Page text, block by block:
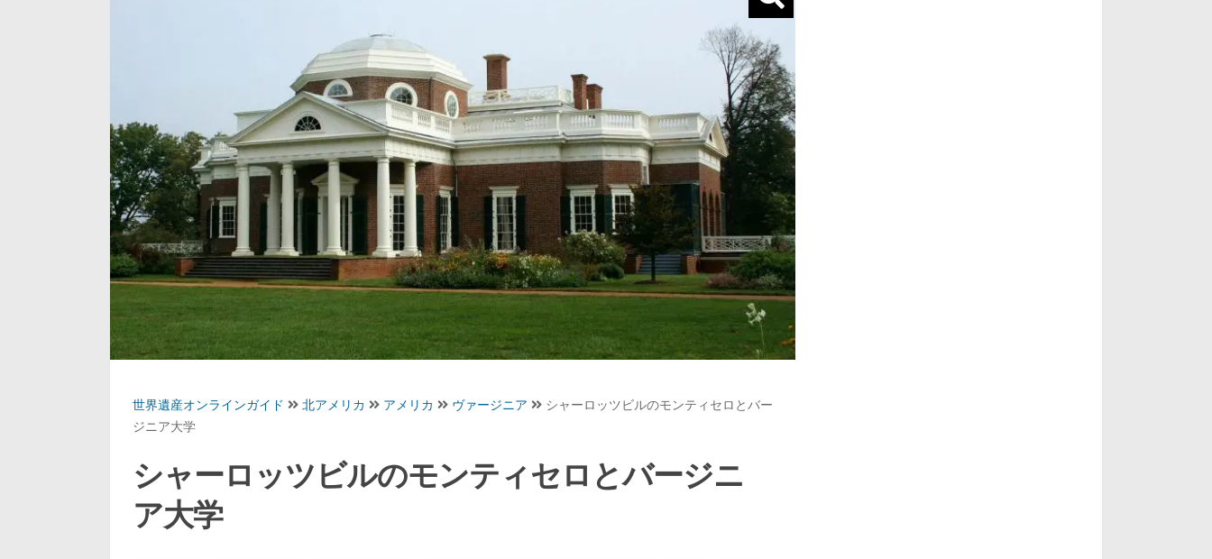
世界遺産オンラインガイド 北アメリカ アメリカ ヴァージニア
シャーロッツビルのモンティセロとバー
ジニア大学
シャーロッツビルのモンティセロとバージニ
ア大学